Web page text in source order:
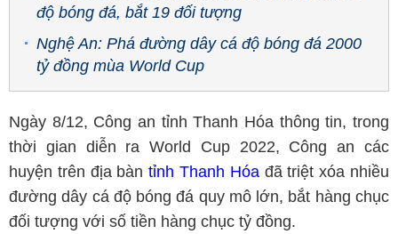
độ bóng đá, bắt 19 đối tượng
Nghệ An: Phá đường dây cá độ bóng đá 2000
tỷ đồng mùa World Cup
Ngày 8/12, Công an tỉnh Thanh Hóa thông tin, trong
thời gian diễn ra World Cup 2022, Công an các
huyện trên địa bàntỉnh Thanh Hóađã triệt xóa nhiều
đường dây cá độ bóng đá quy mô lớn, bắt hàng chục
đối tượng với số tiền hàng chục tỷ đồng.